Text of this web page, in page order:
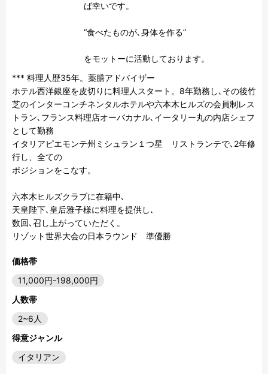
ば幸いです。
“食べたものが､身体を作る”
をモットーに活動しております。
*** 料理人歴35年。薬膳アドバイザー
ホテル西洋銀座を皮切りに料理人スタート。8年勤務し､その後竹
芝のインターコンチネンタルホテルや六本木ヒルズの会員制レス
トラン､フランス料理店オーバカナル､イータリー丸の内店シェフ
として勤務
イタリアピエモンテ州ミシュラン１つ星　リストランテで､2年修
行し、全ての
ポジションをこなす。
六本木ヒルズクラブに在籍中､
天皇陛下､皇后雅子様に料理を提供し､
数回､召し上がっていただく。
リゾット世界大会の日本ラウンド　準優勝
価格帯
11,000円-198,000円
人数帯
2~6人
得意ジャンル
イタリアン